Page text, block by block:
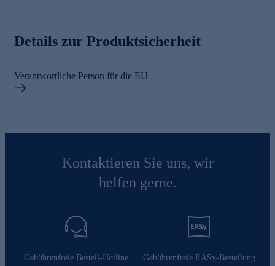
Details zur Produktsicherheit
Verantwortliche Person für die EU
Kontaktieren Sie uns, wir
helfen gerne.
Gebührenfreie Bestell-Hotline Gebührenfreie EASy-Bestellung